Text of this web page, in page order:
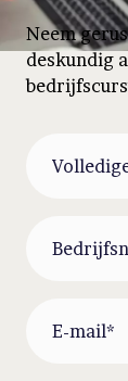
Neem
deskundig
naam